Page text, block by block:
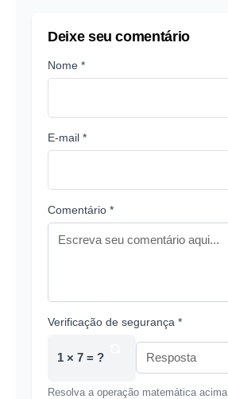
Deixe seu comentário
Nome *
E-mail *
Comentário *
Verificação de segurança *
1 × 7 = ?
Resolva a operação matemática acima